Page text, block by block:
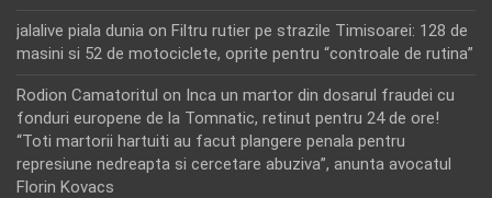
jalalive piala dunia on Filtru rutier pe strazile Timisoarei: 128 de
masini si 52 de motociclete, oprite pentru “controale de rutina”
Rodion Camatoritul on Inca un martor din dosarul fraudei cu
fonduri europene de la Tomnatic, retinut pentru 24 de ore!
“Toti martorii hartuiti au facut plangere penala pentru
represiune nedreapta si cercetare abuziva”, anunta avocatul
Florin Kovacs